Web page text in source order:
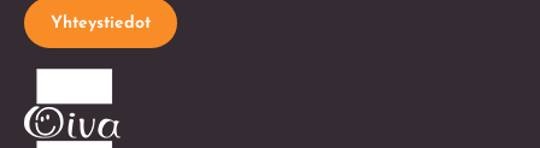
Yhteystiedot